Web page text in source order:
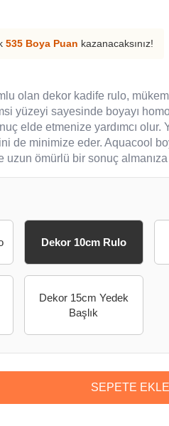
535 Boya Puan kazanacaksınız!
olan dekor kadife rulo,
yüzeyi sayesinde boyayı
elde etmenize yardımcı olur.
de minimize eder. Aquacool
uzun ömürlü bir sonuç almanıza
Dekor 10cm Rulo
Dekor 15cm Yedek
Başlık
SEPETE EKLE